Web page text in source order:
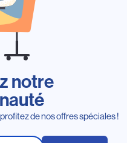
notre
de nos offres spéciales !